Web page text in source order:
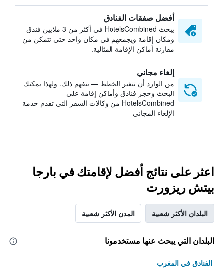
أفضل صفقات الفنادق
يبحث HotelsCombined في أكثر من 3 ملايين فندق
ومكان إقامة ويجمعهم في مكان واحد حتى تتمكن من
مقارنة أماكن الإقامة المثالية.
إلغاء مجاني
من الوارد أن تتغير الخطط — نتفهم ذلك. ولهذا يمكنك
البحث وحجز فنادق وأماكن إقامة على
HotelsCombined من وكالات السفر التي تقدم خدمة
الإلغاء المجاني
اعثر على نتائج أفضل لإقامتك في بارجا
بيتش ريزورت
البلدان الأكثر شعبية المدن الأكثر شعبية
البلدان التي يبحث عنها مستخدمونا
الفنادق في المغرب